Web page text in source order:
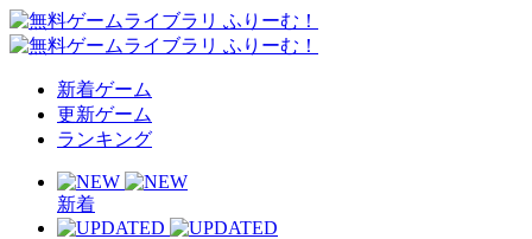
新着ゲーム
更新ゲーム
ランキング
新着